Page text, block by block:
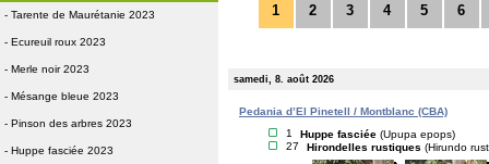
- Tarente de Maurétanie 2023
- Ecureuil roux 2023
- Merle noir 2023
- Mésange bleue 2023
- Pinson des arbres 2023
- Huppe fasciée 2023
1 2 3 4 5 6
samedi, 8. août 2026
Pedania d’El Pinetell / Montblanc (CBA)
1
Huppe fasciée (Upupa epops)
27
Hirondelles rustiques (Hirundo